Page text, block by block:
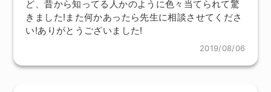
ど、昔から知ってる人かのように色々当てられて驚
きました!また何かあったら先生に相談させてくださ
い!ありがとうございました!
2019/08/06